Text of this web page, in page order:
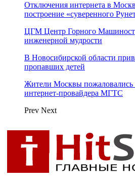
Отключения интернета в
построение «суверенного
ЦГМ Центр Горного
инженерной мудрости
В Новосибирской области
пропавших детей
Жители Москвы пожаловались
интернет-провайдера МГТС
Prev Next